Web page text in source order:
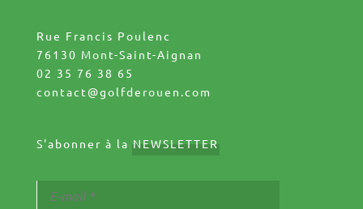
Rue Francis Poulenc
76130 Mont-Saint-Aignan
02 35 76 38 65
contact@golfderouen.com
S'abonner à la NEWSLETTER